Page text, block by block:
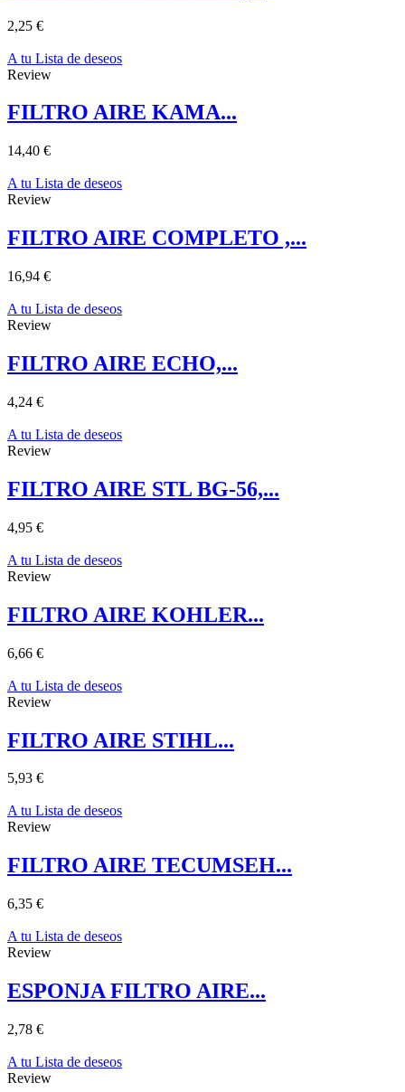
2,25 €
A tu Lista de deseos
Review
FILTRO AIRE KAMA...
14,40 €
A tu Lista de deseos
Review
FILTRO AIRE COMPLETO ,...
16,94 €
A tu Lista de deseos
Review
FILTRO AIRE ECHO,...
4,24 €
A tu Lista de deseos
Review
FILTRO AIRE STL BG-56,...
4,95 €
A tu Lista de deseos
Review
FILTRO AIRE KOHLER...
6,66 €
A tu Lista de deseos
Review
FILTRO AIRE STIHL...
5,93 €
A tu Lista de deseos
Review
FILTRO AIRE TECUMSEH...
6,35 €
A tu Lista de deseos
Review
ESPONJA FILTRO AIRE...
2,78 €
A tu Lista de deseos
Review